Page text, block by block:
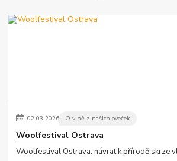
02.03.2026 O vlně z našich oveček
Woolfestival Ostrava
Woolfestival Ostrava: návrat k přírodě skrze